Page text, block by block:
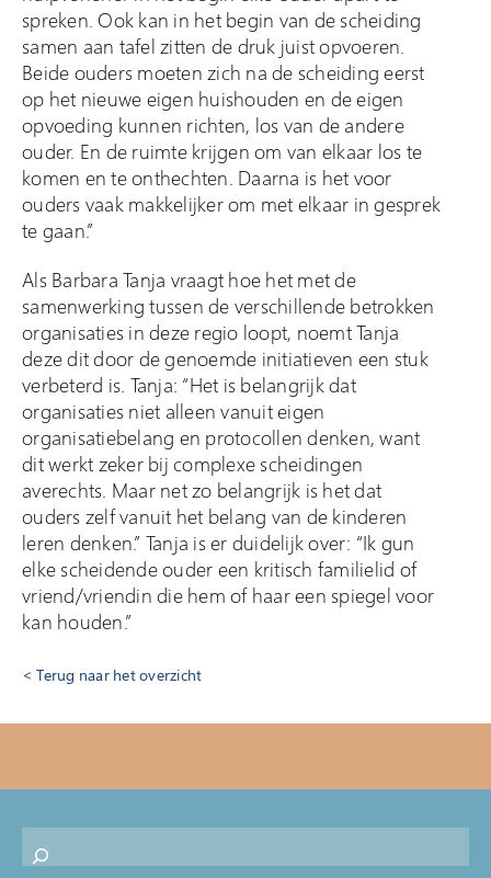
spreken. Ook kan in het begin van de scheiding
samen aan tafel zitten de druk juist opvoeren.
Beide ouders moeten zich na de scheiding eerst
op het nieuwe eigen huishouden en de eigen
opvoeding kunnen richten, los van de andere
ouder. En de ruimte krijgen om van elkaar los te
komen en te onthechten. Daarna is het voor
ouders vaak makkelijker om met elkaar in gesprek
te gaan.”
Als Barbara Tanja vraagt hoe het met de
samenwerking tussen de verschillende betrokken
organisaties in deze regio loopt, noemt Tanja
deze dit door de genoemde initiatieven een stuk
verbeterd is. Tanja: “Het is belangrijk dat
organisaties niet alleen vanuit eigen
organisatiebelang en protocollen denken, want
dit werkt zeker bij complexe scheidingen
averechts. Maar net zo belangrijk is het dat
ouders zelf vanuit het belang van de kinderen
leren denken.” Tanja is er duidelijk over: “Ik gun
elke scheidende ouder een kritisch familielid of
vriend/vriendin die hem of haar een spiegel voor
kan houden.”
Terug naar het overzicht